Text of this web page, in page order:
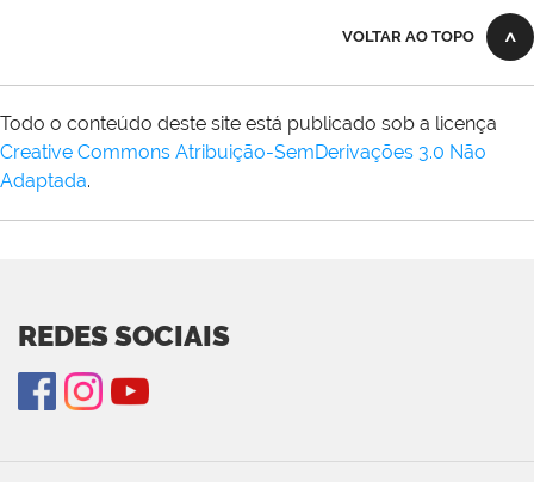
VOLTAR AO TOPO
Todo o conteúdo deste site está publicado sob a licença
Creative Commons Atribuição-SemDerivações 3.0 Não
Adaptada.
REDES SOCIAIS